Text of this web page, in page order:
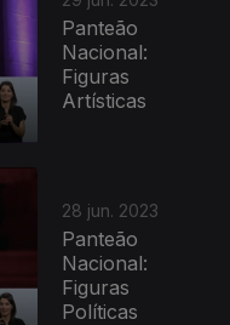
Panteão
Nacional:
Figuras
Artísticas
28 jun. 2023
Panteão
Nacional:
Figuras
Políticas